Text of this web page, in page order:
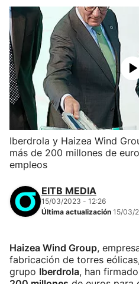
Iberdrola y Haizea Wind
más de 200 millones de
empleos
EITB MEDIA
15/03/2023 - 12:26
Última actualización 15/03/
Haizea Wind Group,
fabricación de torres
grupo Iberdrola, han